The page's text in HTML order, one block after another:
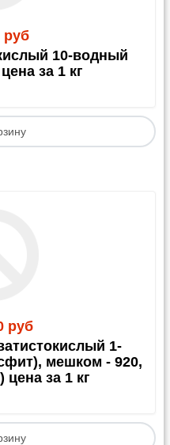
руб
10-водный
за 1 кг
руб
1-
мешком - 920,
цена за 1 кг